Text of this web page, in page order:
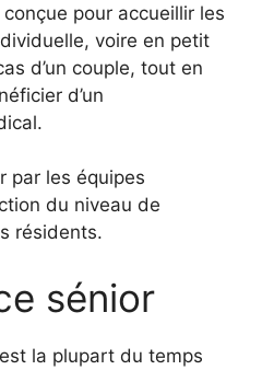
conçue pour accueillir les
voire en petit
d’un couple, tout en
d’un
par les équipes
du niveau de
résidents.
sénior
la plupart du temps